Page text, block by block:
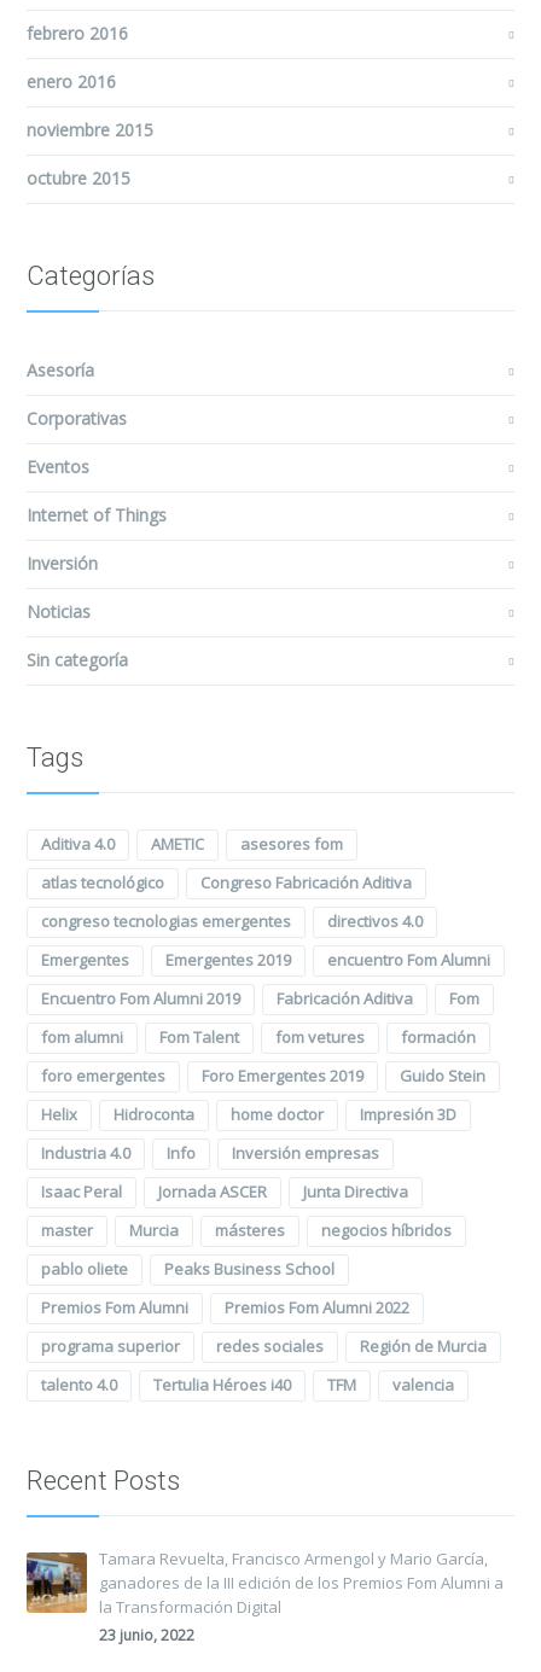
febrero 2016
enero 2016
noviembre 2015
octubre 2015
Categorías
Asesoría
Corporativas
Eventos
Internet of Things
Inversión
Noticias
Sin categoría
Tags
Aditiva 4.0 AMETIC
asesores fom
atlas tecnológico
Congreso Fabricación Aditiva
congreso tecnologias emergentes
directivos 4.0
Emergentes
Emergentes 2019
encuentro Fom Alumni
Encuentro Fom Alumni 2019
Fabricación Aditiva
Fom
fom alumni
Fom Talent fom vetures
formación
foro emergentes
Foro Emergentes 2019
Guido Stein
Helix
Hidroconta home doctor
Impresión 3D
Industria 4.0
Info
Inversión empresas
Isaac Peral
Jornada ASCER
Junta Directiva
master
Murcia másteres
negocios híbridos
pablo oliete
Peaks Business School
Premios Fom Alumni
Premios Fom Alumni 2022
programa superior
redes sociales
Región de Murcia
talento 4.0
Tertulia Héroes i40 TFM valencia
Recent Posts
Tamara Revuelta, Francisco Armengol y Mario García,
ganadores de la III edición de los Premios Fom Alumni a
la Transformación Digital
23 junio, 2022